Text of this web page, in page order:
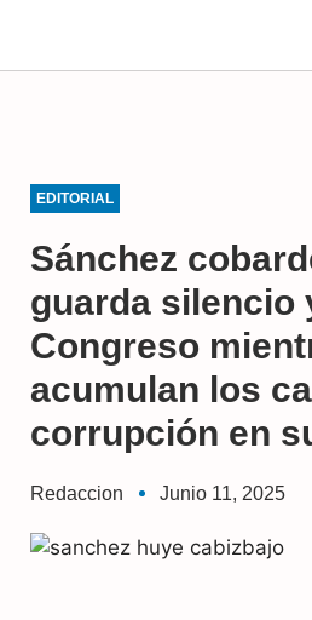
EDITORIAL
Sánchez
guarda silencio
Congreso
acumulan los
corrupción en
Redaccion Junio 11, 2025